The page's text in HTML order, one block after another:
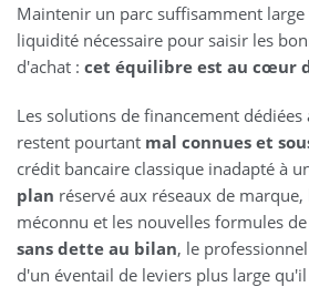
Maintenir un parc suffisamment
liquidité nécessaire pour saisir les
d'achat : cet équilibre est au cœur
Les solutions de financement
restent pourtant mal connues et
crédit bancaire classique inadapté à
plan réservé aux réseaux de marque,
méconnu et les nouvelles formules de
sans dette au bilan, le
d'un éventail de leviers plus large